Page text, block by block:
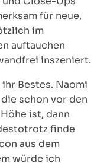
für neue,
im
auftauchen
inszeniert.
Bestes. Naomi
schon vor den
ist, dann
finde
aus dem
würde ich